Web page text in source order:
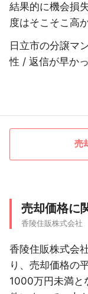
結果的に機会損
度はそこそこ高
日立市の分譲マ
性 / 返信が早か
売
売却価格に
香陵住販株式会社
香陵住販株式会
り、売却価格の
1000万円未満と